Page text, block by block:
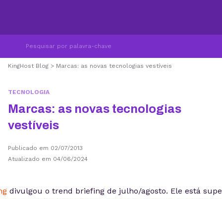
KingHost Blog > Marcas: as novas tecnologias vestíveis
TECNOLOGIA
Marcas: as novas tecnologias
vestíveis
Publicado em 02/07/2013
Atualizado em 04/06/2024
divulgou o trend briefing de julho/agosto. Ele está